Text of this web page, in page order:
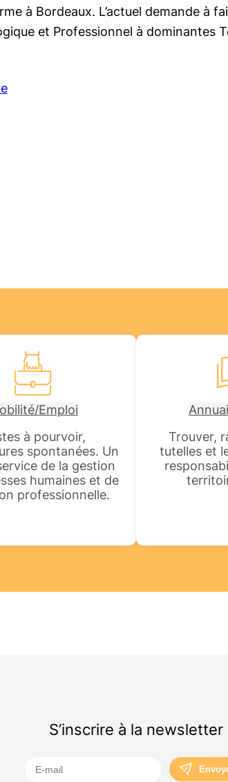
à Bordeaux. L’actuel demande à
et Professionnel à dominantes
Emploi
à pourvoir,
spontanées. Un
de la gestion
humaines et de
professionnelle.
Trouver,
tutelles et
S’inscrire à la newsletter